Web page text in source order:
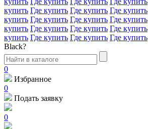
купить Где купить Где купить Где купить
купить Где купить Где купить Где купить
купить Где купить Где купить Где купить
купить Где купить Где купить Где купить
Black?
0
Избранное
0
Подать заявку
0